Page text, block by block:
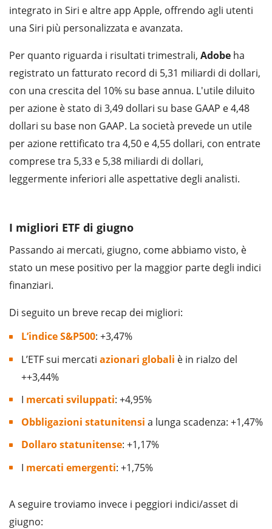
integrato in Siri e altre app Apple, offrendo agli utenti
una Siri più personalizzata e avanzata.
Per quanto riguarda i risultati trimestrali, Adobe ha
registrato un fatturato record di 5,31 miliardi di dollari,
con una crescita del 10% su base annua. L'utile diluito
per azione è stato di 3,49 dollari su base GAAP e 4,48
dollari su base non GAAP. La società prevede un utile
per azione rettificato tra 4,50 e 4,55 dollari, con entrate
comprese tra 5,33 e 5,38 miliardi di dollari,
leggermente inferiori alle aspettative degli analisti.
I migliori ETF di giugno
Passando ai mercati, giugno, come abbiamo visto, è
stato un mese positivo per la maggior parte degli indici
finanziari.
Di seguito un breve recap dei migliori:
L’indice S&P500: +3,47%
L’ETF sui mercati azionari globali è in rialzo del
++3,44%
I mercati sviluppati: +4,95%
Obbligazioni statunitensi a lunga scadenza: +1,47%
Dollaro statunitense: +1,17%
I mercati emergenti: +1,75%
A seguire troviamo invece i peggiori indici/asset di
giugno: